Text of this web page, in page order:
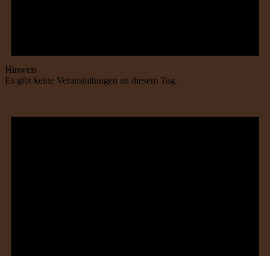
Hinweis
Es gibt keine Veranstaltungen an diesem Tag.